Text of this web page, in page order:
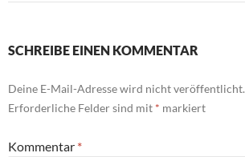
SCHREIBE EINEN KOMMENTAR
Deine E-Mail-Adresse wird nicht veröffentlicht.
Erforderliche Felder sind mit * markiert
Kommentar *